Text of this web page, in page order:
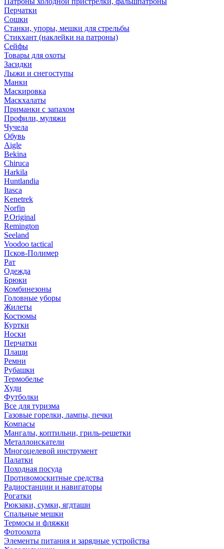
Перчатки
Сошки
Станки, упоры, мешки для стрельбы
Стикхант (наклейки на патроны)
Сейфы
Товары для охоты
Засидки
Лыжи и снегоступы
Манки
Маскировка
Маскхалаты
Приманки с запахом
Профили, муляжи
Чучела
Обувь
Aigle
Bekina
Chiruсa
Harkila
Huntlandia
Itasca
Kenetrek
Norfin
P.Original
Remington
Seeland
Voodoo tactical
Псков-Полимер
Рат
Одежда
Брюки
Комбинезоны
Головные уборы
Жилеты
Костюмы
Куртки
Носки
Перчатки
Плащи
Ремни
Рубашки
Термобелье
Худи
Футболки
Все для туризма
Газовые горелки, лампы, печки
Компасы
Мангалы, коптильни, гриль-решетки
Металлоискатели
Многоцелевой инструмент
Палатки
Походная посуда
Противомоскитные средства
Радиостанции и навигаторы
Рогатки
Рюкзаки, сумки, ягдташи
Спальные мешки
Термосы и фляжки
Фотоохота
Элементы питания и зарядные устройства